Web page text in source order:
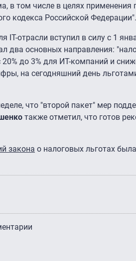
в том числе в целях применения
кодекса Российской Федерации".
отрасли вступил в силу с 1
два основных направления:
до 3% для ИТ-компаний и
на сегодняшний день
что "второй пакет" мер
также отметил, что готов
закона о налоговых льготах